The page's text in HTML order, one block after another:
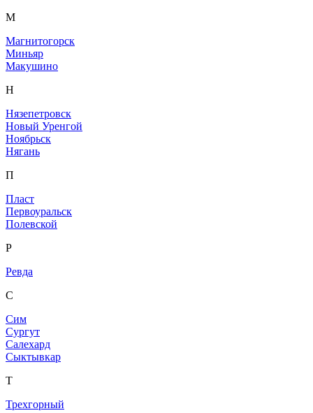
М
Магнитогорск
Миньяр
Макушино
Н
Нязепетровск
Новый Уренгой
Ноябрьск
Нягань
П
Пласт
Первоуральск
Полевской
Р
Ревда
С
Сим
Сургут
Салехард
Сыктывкар
Т
Трехгорный